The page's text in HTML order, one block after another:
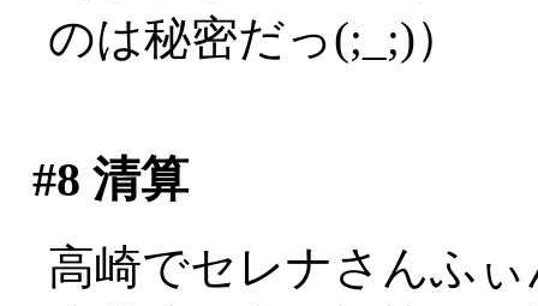
のは秘密だっ(;_;)）
#8 清算
高崎でセレナさんふ